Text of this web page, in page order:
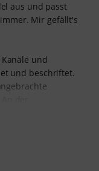
aus und passt
Mir gefällt's
und
und beschriftet.